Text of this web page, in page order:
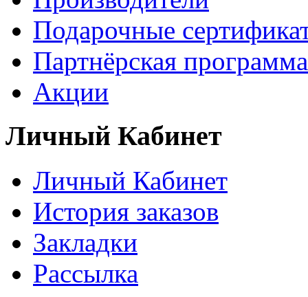
Подарочные
Партнёрская программа
Акции
Личный Кабинет
Личный Кабинет
История заказов
Закладки
Рассылка